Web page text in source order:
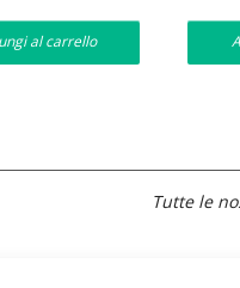
attuale
è:
al carrello
Tutte le